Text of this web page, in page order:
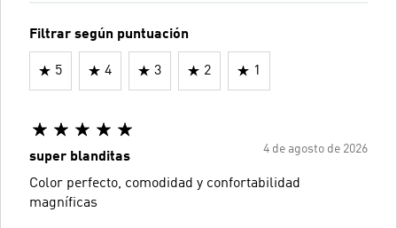
Filtrar según puntuación
5 4 3 2 1
4 de agosto de 2026
super blanditas
Color perfecto, comodidad y confortabilidad
magníficas